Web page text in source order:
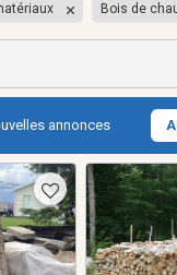
Bois de
annonces